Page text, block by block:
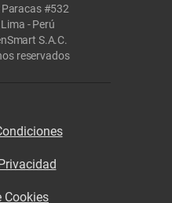
#532
- Perú
S.A.C.
reservados
Cookies